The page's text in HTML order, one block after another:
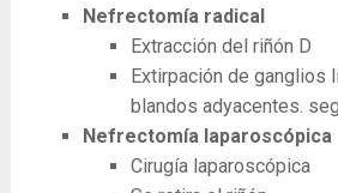
Nefrectomía radical
Extracción del riñón D
Extirpación de ganglios
blandos adyacentes.
Nefrectomía laparoscópica
Cirugía laparoscópica